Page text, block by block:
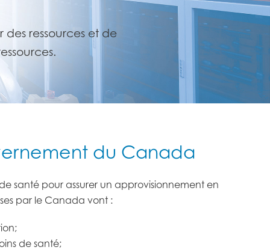
ressources et de
du Canada
santé pour assurer un approvisionnement en
par le Canada vont :
de santé;